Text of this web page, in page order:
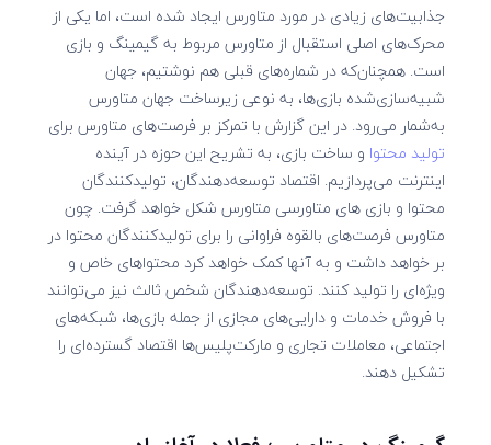
جذابیت‌های زیادی در مورد متاورس ایجاد شده است، اما یکی از
محرک‌های اصلی استقبال از متاورس مربوط به گیمینگ و بازی
است. همچنان‌که در شماره‌های قبلی هم نوشتیم، جهان
شبیه‌سازی‌شده بازی‌ها، به نوعی زیرساخت جهان متاورس
به‌شمار می‌رود. در این گزارش با تمرکز بر فرصت‌های متاورس برای
تولید محتوا و ساخت بازی، به تشریح این حوزه در آینده
اینترنت می‌پردازیم. اقتصاد توسعه‌دهندگان، تولیدکنندگان
محتوا و بازی‌ های متاورسی متاورس شکل خواهد گرفت. چون
متاورس فرصت‌های بالقوه فراوانی را برای تولیدکنندگان محتوا در
‌بر ‌خواهد داشت و به آنها کمک خواهد کرد محتواهای خاص و
ویژه‌ای را تولید کنند. توسعه‌دهندگان شخص ثالث نیز می‌توانند
با فروش خدمات و دارایی‌های مجازی از جمله بازی‌ها، شبکه‌های
اجتماعی، معاملات تجاری و مارکت‌پلیس‌ها اقتصاد گسترده‌ای را
تشکیل دهند.